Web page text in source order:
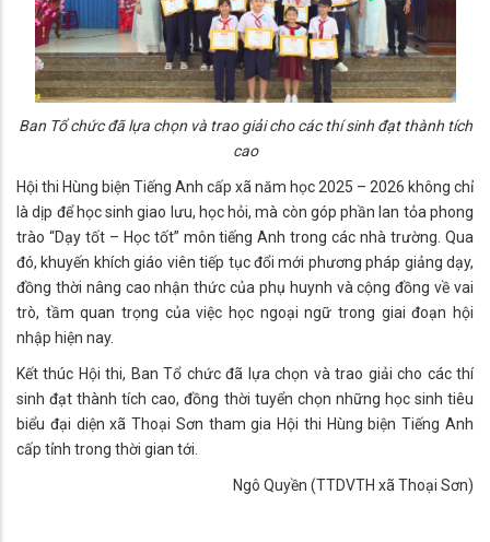
Ban Tổ chức đã lựa chọn và trao giải cho các thí sinh đạt thành tích
cao
Hội thi Hùng biện Tiếng Anh cấp xã năm học 2025 – 2026 không chỉ
là dịp để học sinh giao lưu, học hỏi, mà còn góp phần lan tỏa phong
trào “Dạy tốt – Học tốt” môn tiếng Anh trong các nhà trường. Qua
đó, khuyến khích giáo viên tiếp tục đổi mới phương pháp giảng dạy,
đồng thời nâng cao nhận thức của phụ huynh và cộng đồng về vai
trò, tầm quan trọng của việc học ngoại ngữ trong giai đoạn hội
nhập hiện nay.
Kết thúc Hội thi, Ban Tổ chức đã lựa chọn và trao giải cho các thí
sinh đạt thành tích cao, đồng thời tuyển chọn những học sinh tiêu
biểu đại diện xã Thoại Sơn tham gia Hội thi Hùng biện Tiếng Anh
cấp tỉnh trong thời gian tới.
Ngô Quyền (TTDVTH xã Thoại Sơn)